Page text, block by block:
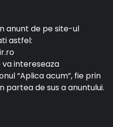
anunt de pe site-ul
astfel:
intereseaza
“Aplica acum”, fie prin
de sus a anuntului.